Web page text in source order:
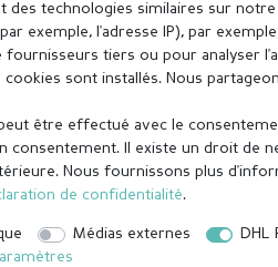
légales Déclaration de
avant 14 heures sont expédiées le jour
des technologies similaires sur
exemple, l'adresse IP), par
tiers ou pour analyser
cookies sont installés. Nous
être effectué avec le
consentement. Il existe un droit de
Nous fournissons plus
de confidentialité.
Médias externes DHL